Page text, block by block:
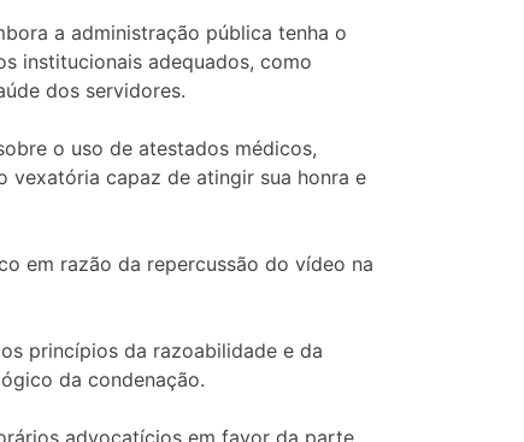
a administração pública tenha o
institucionais adequados, como
dos servidores.
o uso de atestados médicos,
vexatória capaz de atingir sua honra e
em razão da repercussão do vídeo na
princípios da razoabilidade e da
da condenação.